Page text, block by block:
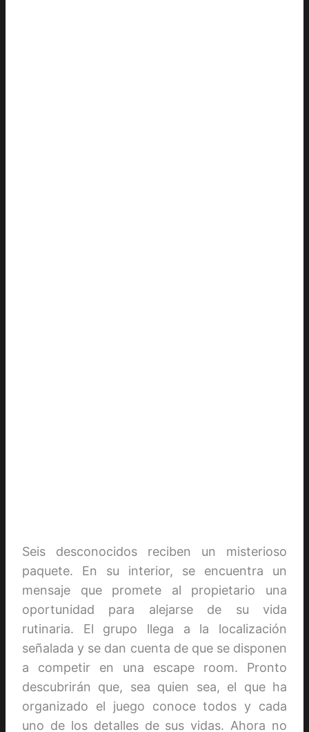
Seis desconocidos reciben un misterioso
paquete. En su interior, se encuentra un
mensaje que promete al propietario una
oportunidad para alejarse de su vida
rutinaria. El grupo llega a la localización
señalada y se dan cuenta de que se disponen
a competir en una escape room. Pronto
descubrirán que, sea quien sea, el que ha
organizado el juego conoce todos y cada
uno de los detalles de sus vidas. Ahora no